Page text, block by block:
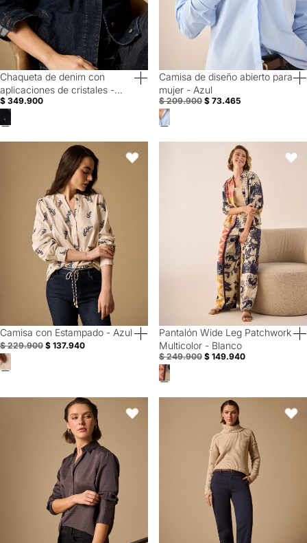
Chaqueta de denim con
aplicaciones de cristales -
Azul
$ 349.900
Special Prices
Camisa de diseño abierto para
mujer - Azul
$ 209.900 $ 73.465
Camisa con Estampado - Azul
40% Off
Camisa con Estampado - Azul
$ 229.900 $ 137.940
Favoritos
Pantalón Wide Leg Patchwork
40% Off
Pantalón Wide Leg Patchwork
Multicolor - Blanco
$ 249.900 $ 149.940
Camisa Gris Textura Premium Manga Larga - Gris
Favoritos
Pantalón elegante bota recta